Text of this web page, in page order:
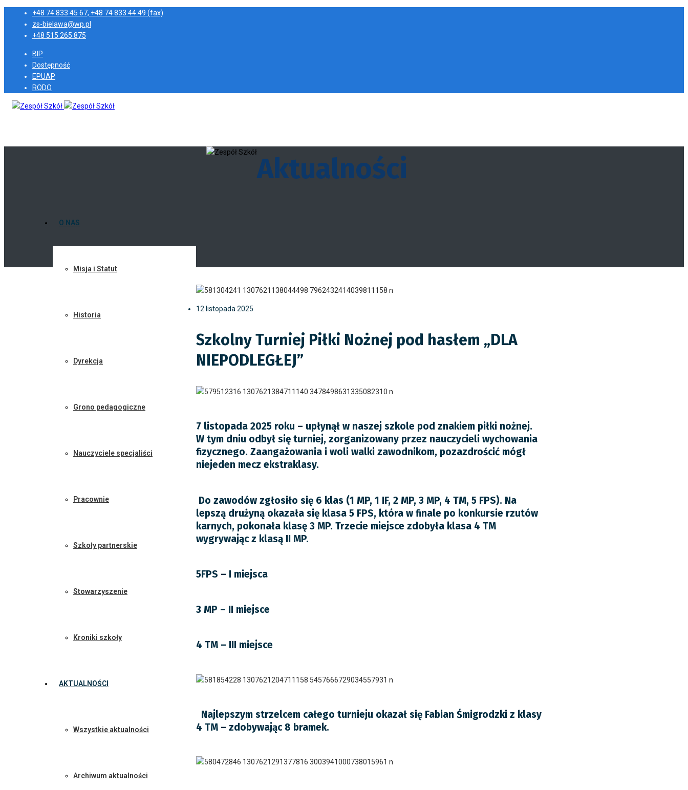
+48 74 833 45 67, +48 74 833 44 49 (fax)
zs-bielawa@wp.pl
+48 515 265 875
BIP
Dostępność
EPUAP
RODO
O NAS
Misja i Statut
Historia
Dyrekcja
Grono pedagogiczne
Nauczyciele specjaliści
Pracownie
Szkoły partnerskie
Stowarzyszenie
Kroniki szkoły
AKTUALNOŚCI
Wszystkie aktualności
Archiwum aktualności
Aktualności
12 listopada 2025
Szkolny Turniej Piłki Nożnej pod hasłem „DLA
NIEPODLEGŁEJ”
7 listopada 2025 roku – upłynął w naszej szkole pod znakiem piłki nożnej.
W tym dniu odbył się turniej, zorganizowany przez nauczycieli wychowania
fizycznego. Zaangażowania i woli walki zawodnikom, pozazdrościć mógł
niejeden mecz ekstraklasy.
Do zawodów zgłosiło się 6 klas (1 MP, 1 IF, 2 MP, 3 MP, 4 TM, 5 FPS). Na
lepszą drużyną okazała się klasa 5 FPS, która w finale po konkursie rzutów
karnych, pokonała klasę 3 MP. Trzecie miejsce zdobyła klasa 4 TM
wygrywając z klasą II MP.
5FPS – I miejsca
3 MP – II miejsce
4 TM – III miejsce
Najlepszym strzelcem całego turnieju okazał się Fabian Śmigrodzki z klasy
4 TM – zdobywając 8 bramek.